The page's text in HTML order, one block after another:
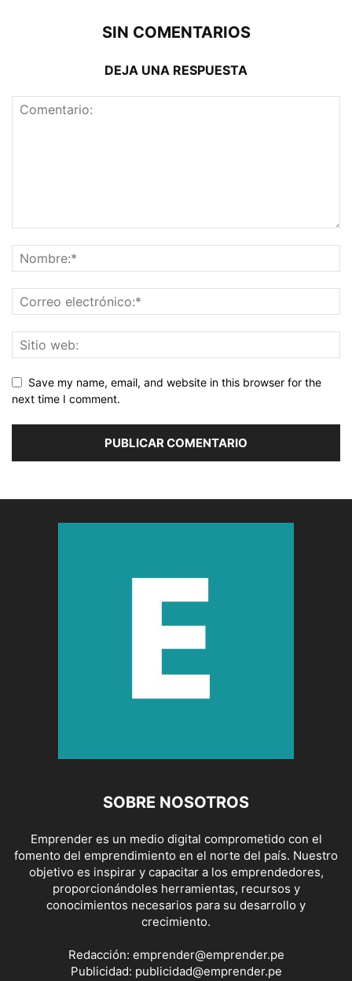
SIN COMENTARIOS
DEJA UNA RESPUESTA
Save my name, email, and website in this browser for the
next time I comment.
SOBRE NOSOTROS
Emprender es un medio digital comprometido con el
fomento del emprendimiento en el norte del país. Nuestro
objetivo es inspirar y capacitar a los emprendedores,
proporcionándoles herramientas, recursos y
conocimientos necesarios para su desarrollo y
crecimiento.
Redacción: emprender@emprender.pe
Publicidad: publicidad@emprender.pe